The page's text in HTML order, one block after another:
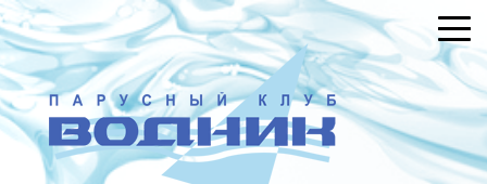
УСЛУГИ
БРОНИРОВАНИЕ
О КЛУБЕ
НОВОСТИ